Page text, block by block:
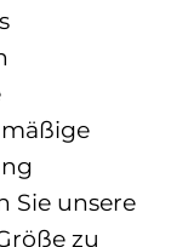
Sie unsere
zu